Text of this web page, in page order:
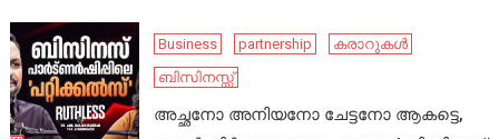
Business partnership
കരാറുകൾ
ബിസിനസ്സ്
അച്ഛനോ അനിയനോ ചേട്ടനോ ആകട്ടെ,